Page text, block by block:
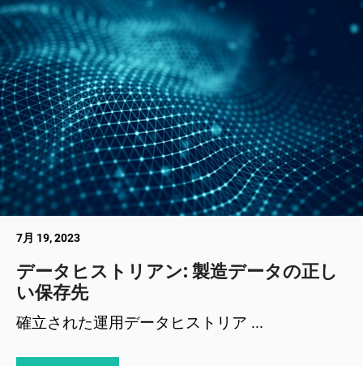
7月 19, 2023
データヒストリアン: 製造データの正し
い保存先
確立された運用データヒストリア ...